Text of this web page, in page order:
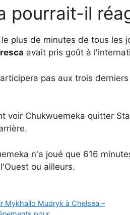
pourrait-il
plus de minutes de tous
avait pris goût à
pas aux trois
voir Chukwuemeka quitter
n'a joué que 616
ou ailleurs.
Mykhailo Mudryk à Chelsea –